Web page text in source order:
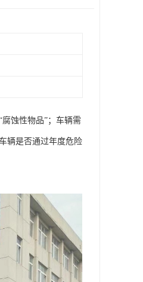
蚀性物品”；车辆需
辆是否通过年度危险